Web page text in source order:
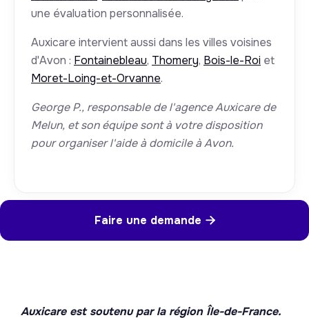
une évaluation personnalisée.
Auxicare intervient aussi dans les villes voisines
d'Avon : Fontainebleau, Thomery, Bois-le-Roi et
Moret-Loing-et-Orvanne.
George P., responsable de l'agence Auxicare de
Melun, et son équipe sont à votre disposition
pour organiser l'aide à domicile à Avon.
Faire une demande 
Auxicare est soutenu par la région Île-de-France.